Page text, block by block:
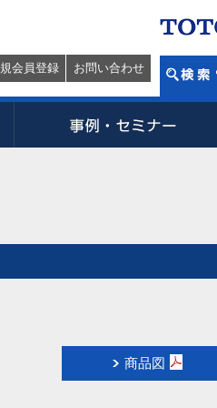
会員登録 お問い合わせ
商品図